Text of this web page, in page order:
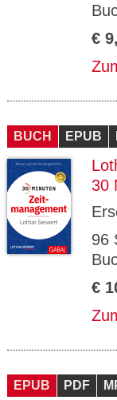
€
BUCH EPUB
30
96
€
EPUB PDF